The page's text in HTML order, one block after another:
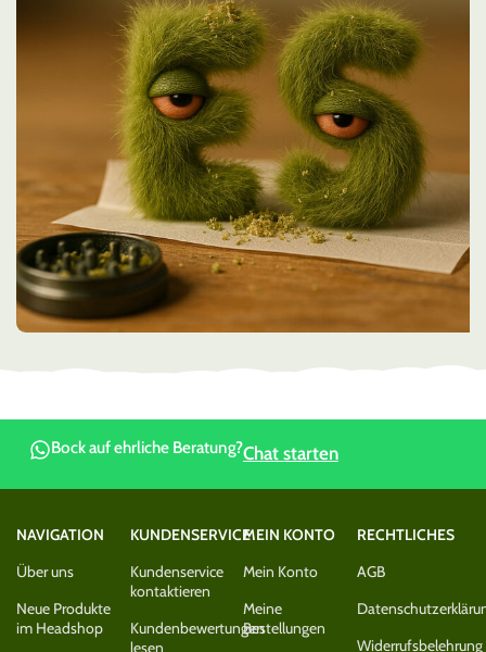
Bock auf ehrliche Beratung?Chat starten
NAVIGATION
Über uns
Neue Produkte
im Headshop
KUNDENSERVICE
Kundenservice
kontaktieren
Kundenbewertungen
lesen
MEIN KONTO
Mein Konto
Meine
Bestellungen
RECHTLICHES
AGB
Widerrufsbelehrung